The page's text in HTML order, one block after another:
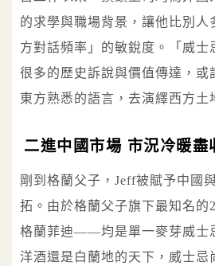
的求學與職場背景，讓他比別人
方對話頻率」的敏銳度。「威士
很多的歷史訴說與價值傳達，或
東方熟悉的語言，去演繹西方土
二進中國市場 市況冷暖盡
剛到格蘭父子，Jeff被賦予中國
拓。由於格蘭父子旗下最知名
格蘭菲迪——均是單一麥芽威士
洋酒還是白蘭地的天下，威士忌